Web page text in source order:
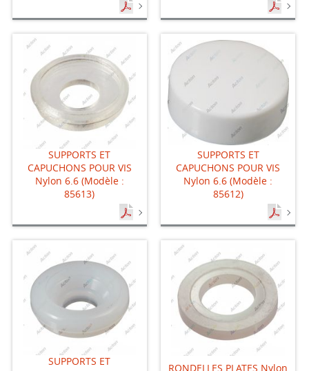
SUPPORTS ET
CAPUCHONS POUR VIS
Nylon 6.6 (Modèle :
85613)
SUPPORTS ET
CAPUCHONS POUR VIS
Nylon 6.6 (Modèle :
85612)
SUPPORTS ET
RONDELLES PLATES Nylon